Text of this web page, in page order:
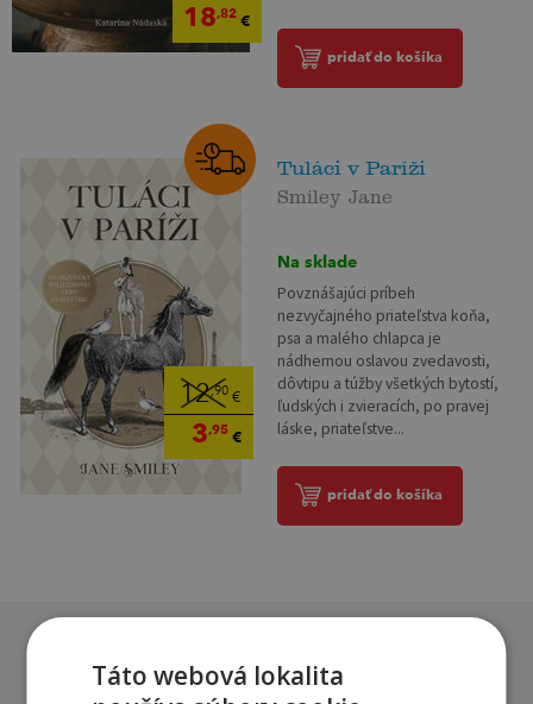
18,82€
pridať do košíka
12,90€
3,95€
Tuláci v Paríži
Smiley Jane
Na sklade
Povznášajúci príbeh
nezvyčajného priateľstva koňa,
psa a malého chlapca je
nádhernou oslavou zvedavosti,
dôvtipu a túžby všetkých bytostí,
ľudských i zvieracích, po pravej
láske, priateľstve...
pridať do košíka
tento titul si tiež kúpili
Táto webová lokalita